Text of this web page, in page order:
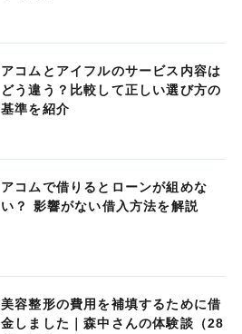
アコムとアイフルのサービス内容は
どう違う？比較して正しい選び方の
基準を紹介
アコムで借りるとローンが組めな
い？ 影響がない借入方法を解説
美容整形の費用を補填するために借
金しました｜森中さんの体験談（28